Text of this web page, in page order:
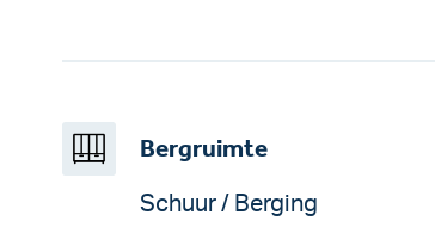
Bergruimte
Schuur / Berging